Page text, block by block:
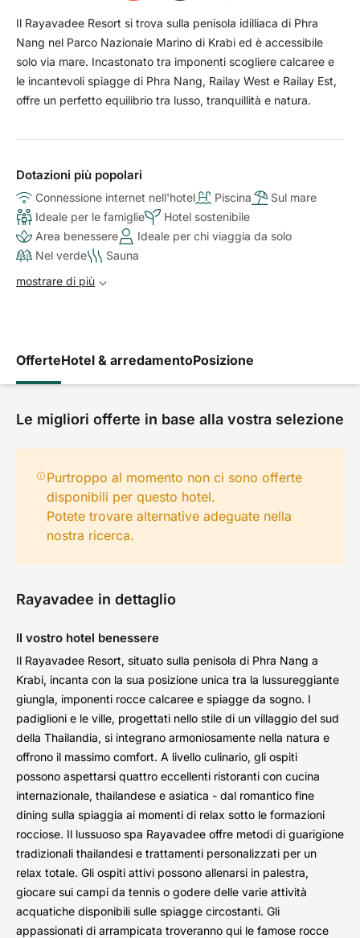
Il Rayavadee Resort si trova sulla penisola idilliaca di Phra
Nang nel Parco Nazionale Marino di Krabi ed è accessibile
solo via mare. Incastonato tra imponenti scogliere calcaree e
le incantevoli spiagge di Phra Nang, Railay West e Railay Est,
offre un perfetto equilibrio tra lusso, tranquillità e natura.
Dotazioni più popolari
Connessione internet nell'hotel Piscina
Sul mare
Ideale per le famiglie
Hotel sostenibile
Area benessere
Ideale per chi viaggia da solo
Nel verde
Sauna
mostrare di più
OfferteHotel & arredamentoPosizione
Le migliori offerte in base alla vostra selezione
Purtroppo al momento non ci sono offerte
disponibili per questo hotel.
Potete trovare alternative adeguate nella
nostra ricerca.
Rayavadee in dettaglio
Il vostro hotel benessere
Il Rayavadee Resort, situato sulla penisola di Phra Nang a
Krabi, incanta con la sua posizione unica tra la lussureggiante
giungla, imponenti rocce calcaree e spiagge da sogno. I
padiglioni e le ville, progettati nello stile di un villaggio del sud
della Thailandia, si integrano armoniosamente nella natura e
offrono il massimo comfort. A livello culinario, gli ospiti
possono aspettarsi quattro eccellenti ristoranti con cucina
internazionale, thailandese e asiatica - dal romantico fine
dining sulla spiaggia ai momenti di relax sotto le formazioni
rocciose. Il lussuoso spa Rayavadee offre metodi di guarigione
tradizionali thailandesi e trattamenti personalizzati per un
relax totale. Gli ospiti attivi possono allenarsi in palestra,
giocare sui campi da tennis o godere delle varie attività
acquatiche disponibili sulle spiagge circostanti. Gli
appassionati di arrampicata troveranno qui le famose rocce